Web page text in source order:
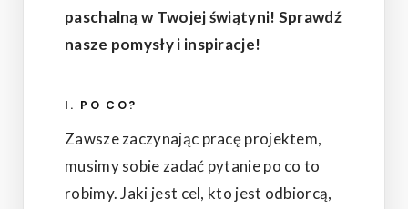
paschalną w Twojej świątyni! Sprawdź
nasze pomysły i inspiracje!
I. PO CO?
Zawsze zaczynając pracę projektem,
musimy sobie zadać pytanie po co to
robimy. Jaki jest cel, kto jest odbiorcą,